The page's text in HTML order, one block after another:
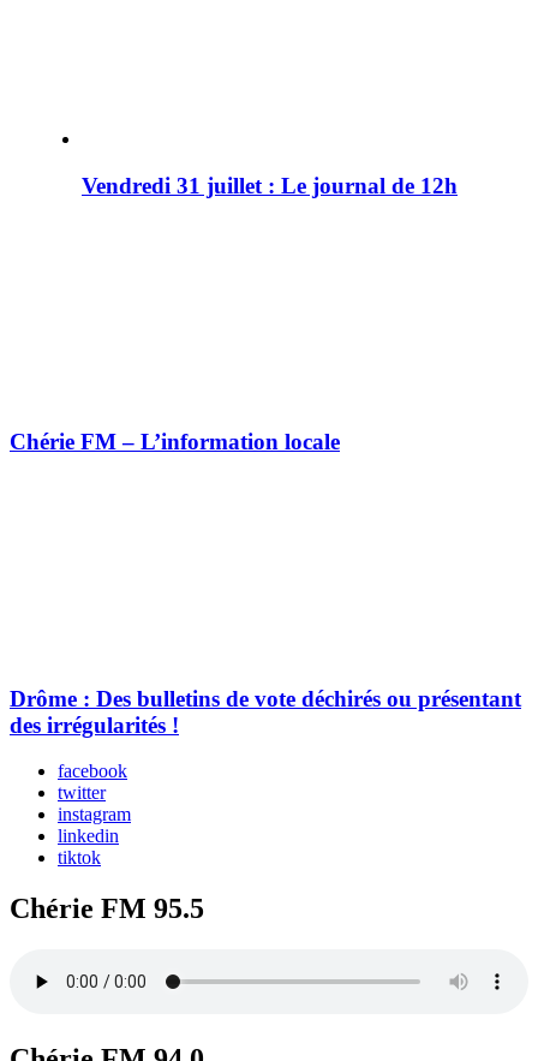
Vendredi 31 juillet : Le journal de 12h
Chérie FM – L’information locale
Drôme : Des bulletins de vote déchirés ou présentant
des irrégularités !
facebook
twitter
instagram
linkedin
tiktok
Chérie FM 95.5